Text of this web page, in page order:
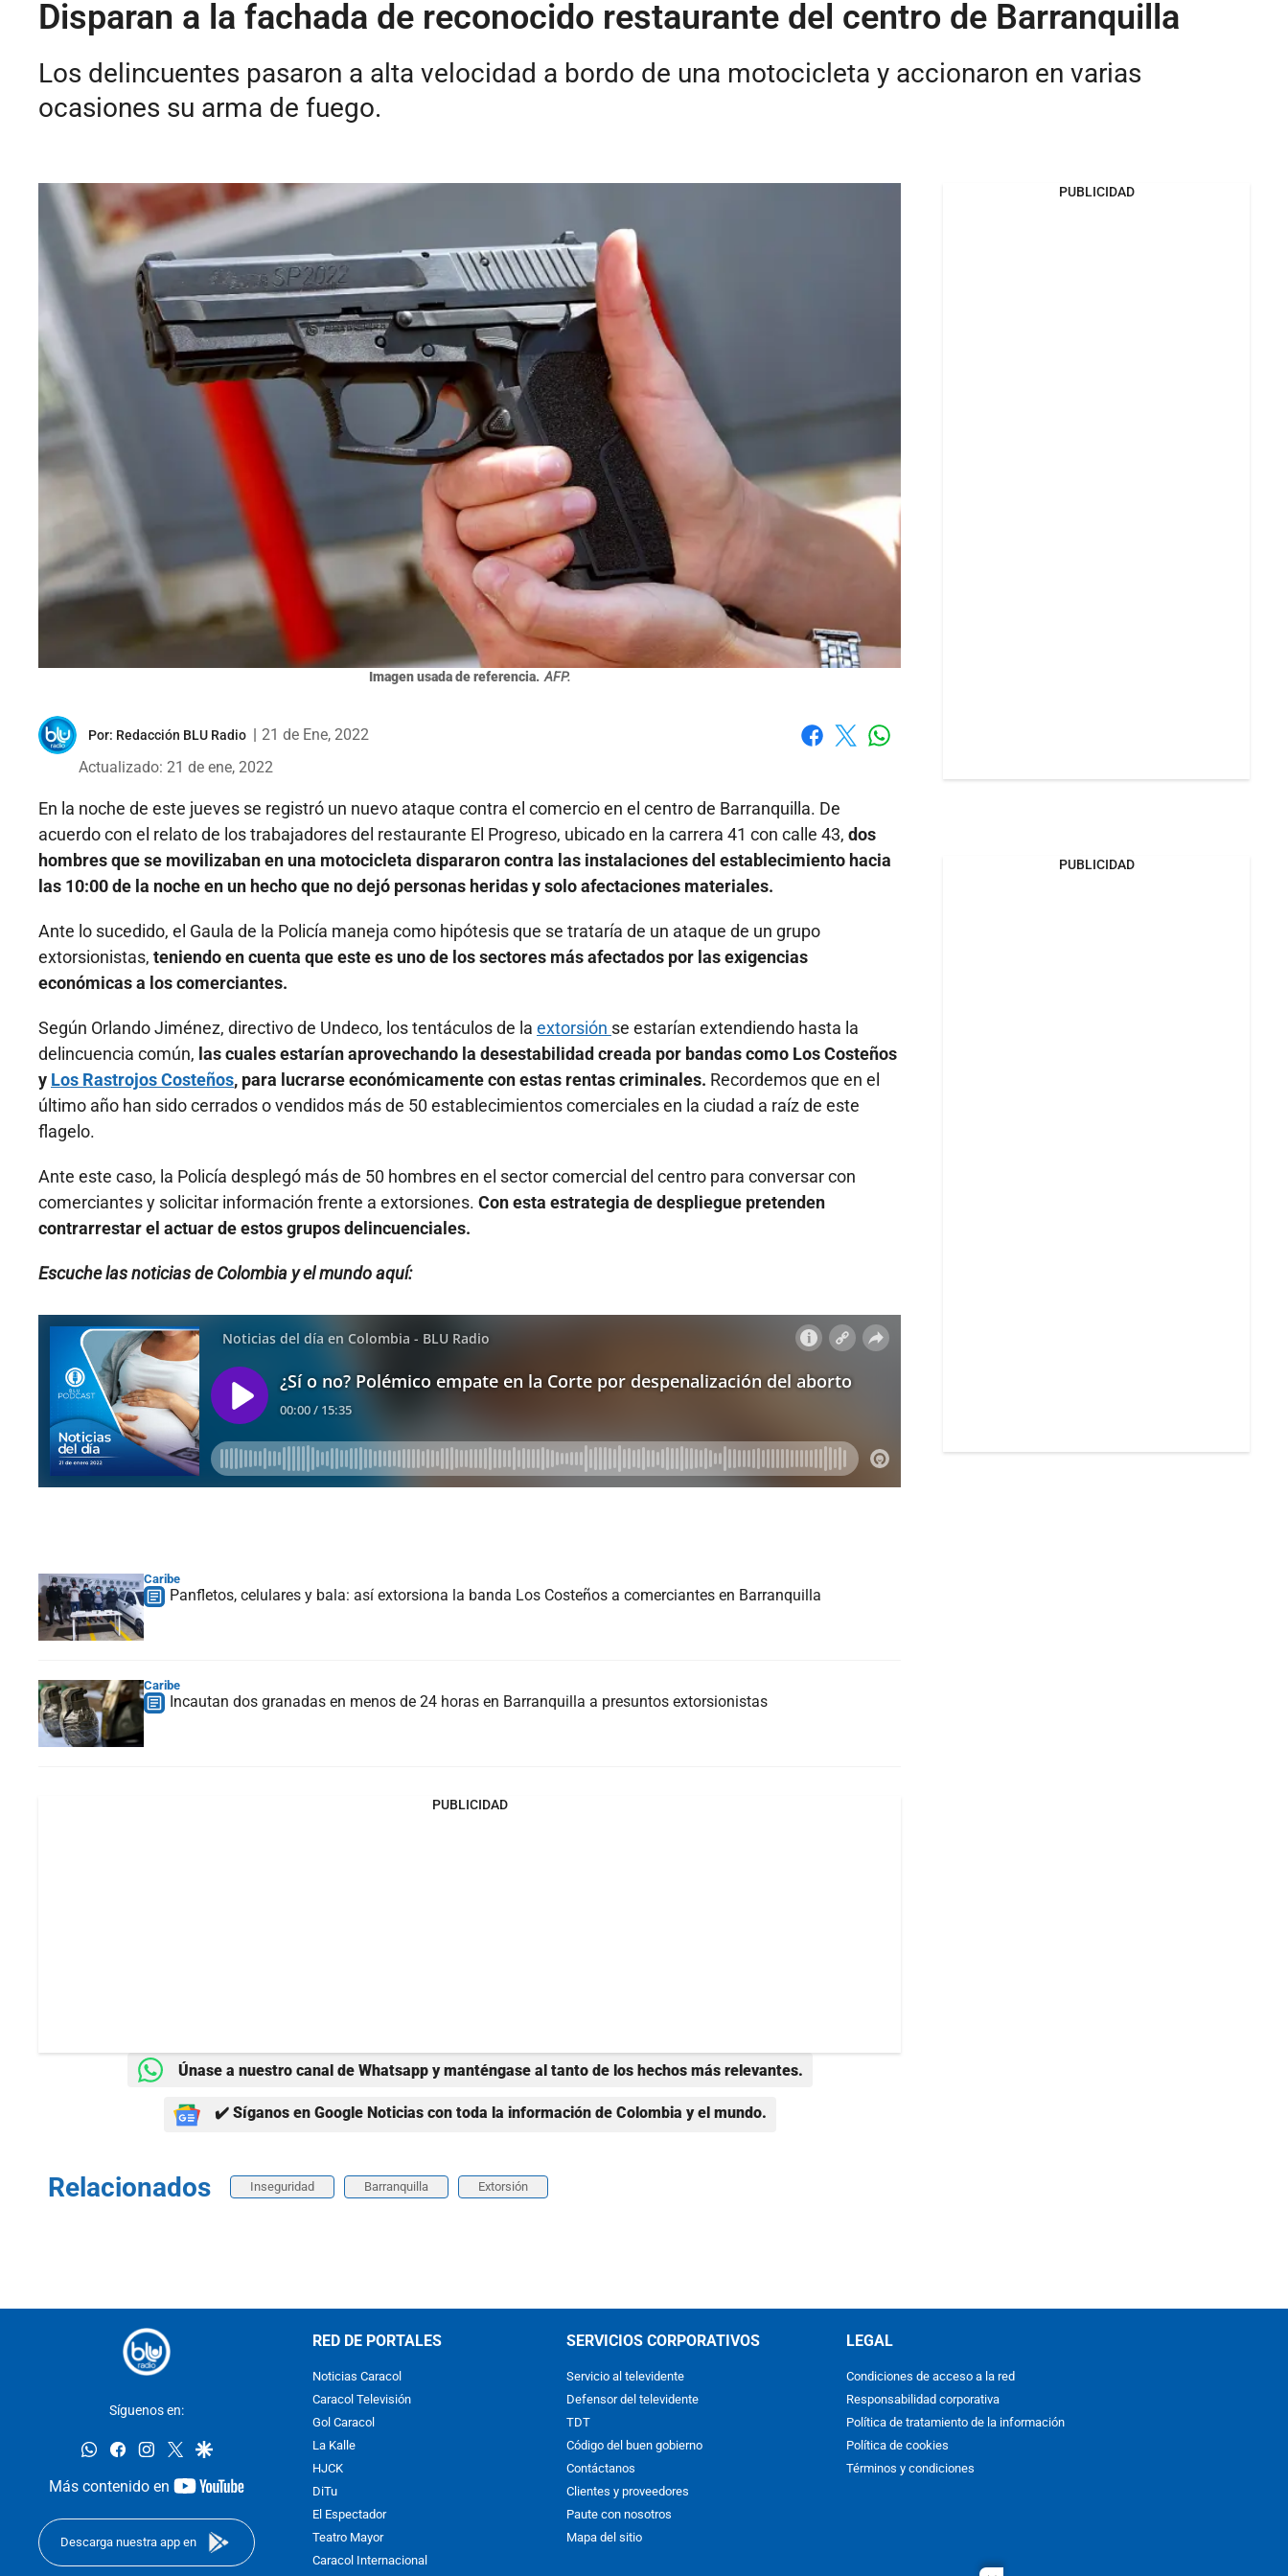
Disparan a la fachada de reconocido restaurante del centro de Barranquilla
Los delincuentes pasaron a alta velocidad a bordo de una motocicleta y accionaron en varias
ocasiones su arma de fuego.
Imagen usada de referencia. AFP.
Por: Redacción BLU Radio
21 de Ene, 2022
Actualizado: 21 de ene, 2022
En la noche de este jueves se registró un nuevo ataque contra el comercio en el centro de Barranquilla. De
acuerdo con el relato de los trabajadores del restaurante El Progreso, ubicado en la carrera 41 con calle 43, dos
hombres que se movilizaban en una motocicleta dispararon contra las instalaciones del establecimiento hacia
las 10:00 de la noche en un hecho que no dejó personas heridas y solo afectaciones materiales.
Ante lo sucedido, el Gaula de la Policía maneja como hipótesis que se trataría de un ataque de un grupo
extorsionistas, teniendo en cuenta que este es uno de los sectores más afectados por las exigencias
económicas a los comerciantes.
Según Orlando Jiménez, directivo de Undeco, los tentáculos de la extorsión se estarían extendiendo hasta la
delincuencia común, las cuales estarían aprovechando la desestabilidad creada por bandas como Los Costeños
y Los Rastrojos Costeños, para lucrarse económicamente con estas rentas criminales. Recordemos que en el
último año han sido cerrados o vendidos más de 50 establecimientos comerciales en la ciudad a raíz de este
flagelo.
Ante este caso, la Policía desplegó más de 50 hombres en el sector comercial del centro para conversar con
comerciantes y solicitar información frente a extorsiones. Con esta estrategia de despliegue pretenden
contrarrestar el actuar de estos grupos delincuenciales.
Escuche las noticias de Colombia y el mundo aquí:
Caribe
Panfletos, celulares y bala: así extorsiona la banda Los Costeños a comerciantes en Barranquilla
Caribe
Incautan dos granadas en menos de 24 horas en Barranquilla a presuntos extorsionistas
PUBLICIDAD
Únase a nuestro canal de Whatsapp y manténgase al tanto de los hechos más relevantes.
✔️ Síganos en Google Noticias con toda la información de Colombia y el mundo.
Relacionados Inseguridad Barranquilla Extorsión
PUBLICIDAD
PUBLICIDAD
Síguenos en:
whatsappfacebookinstagram
twittergoogle
Más contenido en
youtube-
Descarga nuestra app en
RED DE PORTALES
Noticias Caracol
Caracol Televisión
Gol Caracol
La Kalle
HJCK
DiTu
El Espectador
Teatro Mayor
Caracol Internacional
SERVICIOS CORPORATIVOS
Servicio al televidente
Defensor del televidente
TDT
Código del buen gobierno
Contáctanos
Clientes y proveedores
Paute con nosotros
Mapa del sitio
LEGAL
Condiciones de acceso a la red
Responsabilidad corporativa
Política de tratamiento de la información
Política de cookies
Términos y condiciones